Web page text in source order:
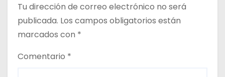
a
d
a
Tu dirección de correo electrónico no será
publicada. Los campos obligatorios están
marcados con *
Comentario *